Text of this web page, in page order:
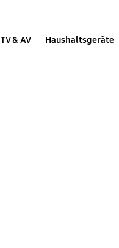
TV & AV Haushaltsgeräte